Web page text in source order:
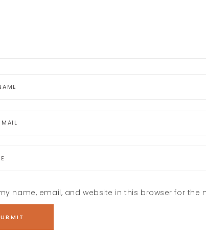
name, email, and website in this browser for the